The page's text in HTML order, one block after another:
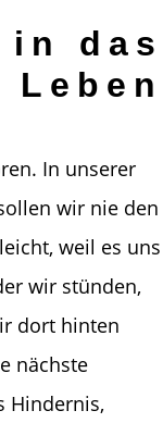
in das
Leben
In unserer
wir nie den
weil es uns
wir stünden,
dort hinten
nächste
Hindernis,